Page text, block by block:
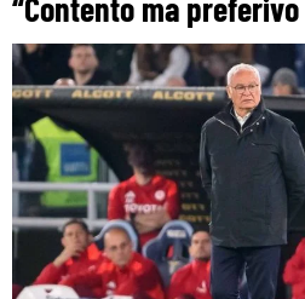
“Contento ma